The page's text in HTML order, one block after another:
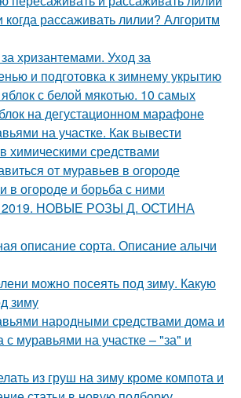
когда рассаживать лилии? Алгоритм
хризантемами. Уход за
и подготовка к зимнему укрытию
с белой мякотью. 10 самых
на дегустационном марафоне
на участке. Как вывести
химическими средствами
от муравьев в огороде
в огороде и борьба с ними
2019. НОВЫЕ РОЗЫ Д. ОСТИНА
описание сорта. Описание алычи
можно посеять под зиму. Какую
зиму
народными средствами дома и
с муравьями на участке – "за" и
из груш на зиму кроме компота и